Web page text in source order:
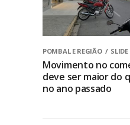
POMBAL E REGIÃO SLIDE
Movimento no
deve ser maior do
no ano passado